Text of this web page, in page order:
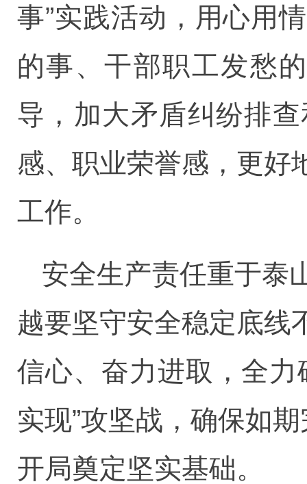
事”实践活动，用心用
的事、干部职工发愁
导，加大矛盾纠纷排
感、职业荣誉感，更好
工作。
安全生产责任重于泰
越要坚守安全稳定底线
信心、奋力进取，全
实现”攻坚战，确保如
开局奠定坚实基础。